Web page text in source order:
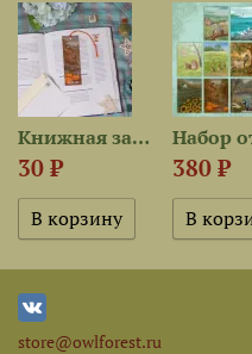
Книжная закладка «Осень в...
30 ₽ 380 ₽
store@owlforest.ru